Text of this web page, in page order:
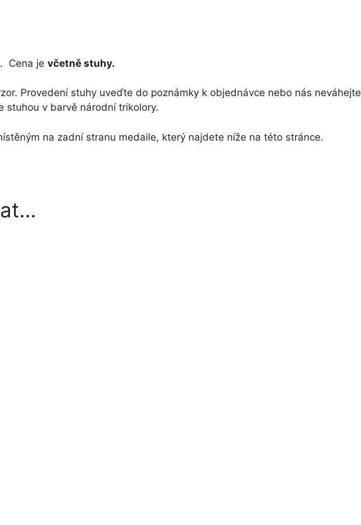
Cena je včetně stuhy.
Provedení stuhy uveďte do poznámky k objednávce nebo nás neváhejte
stuhou v barvě národní trikolory.
na zadní stranu medaile, který najdete níže na této stránce.